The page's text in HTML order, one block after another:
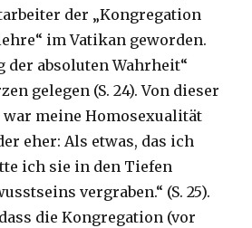
der „Kongregation
im Vatikan geworden.
der absoluten Wahrheit“
gelegen (S. 24). Von dieser
war meine Homosexualität
eher: Als etwas, das ich
ich sie in den Tiefen
vergraben.“ (S. 25).
die Kongregation (vor